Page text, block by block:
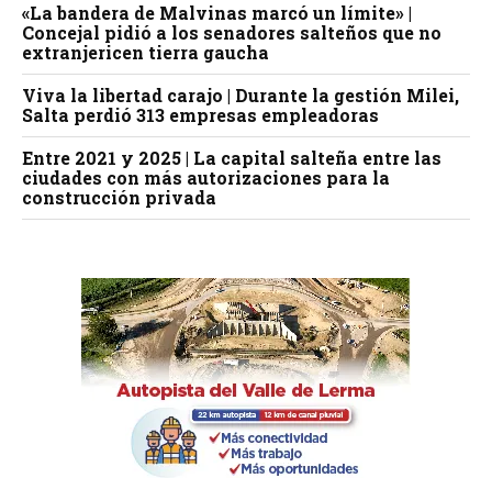
«La bandera de Malvinas marcó un límite» |
Concejal pidió a los senadores salteños que no
extranjericen tierra gaucha
Viva la libertad carajo | Durante la gestión Milei,
Salta perdió 313 empresas empleadoras
Entre 2021 y 2025 | La capital salteña entre las
ciudades con más autorizaciones para la
construcción privada